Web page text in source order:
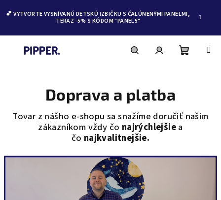
💕 VYTVORTE VYSNÍVANÚ DETSKÚ IZBIČKU S ČALÚNENÝMI PANELMI,
TERAZ -5% S KÓDOM "PANEL5"
Doprava a platba
Tovar z nášho e-shopu sa snažíme doručiť našim
zákazníkom vždy čo najrýchlejšiea
čo najkvalitnejšie.